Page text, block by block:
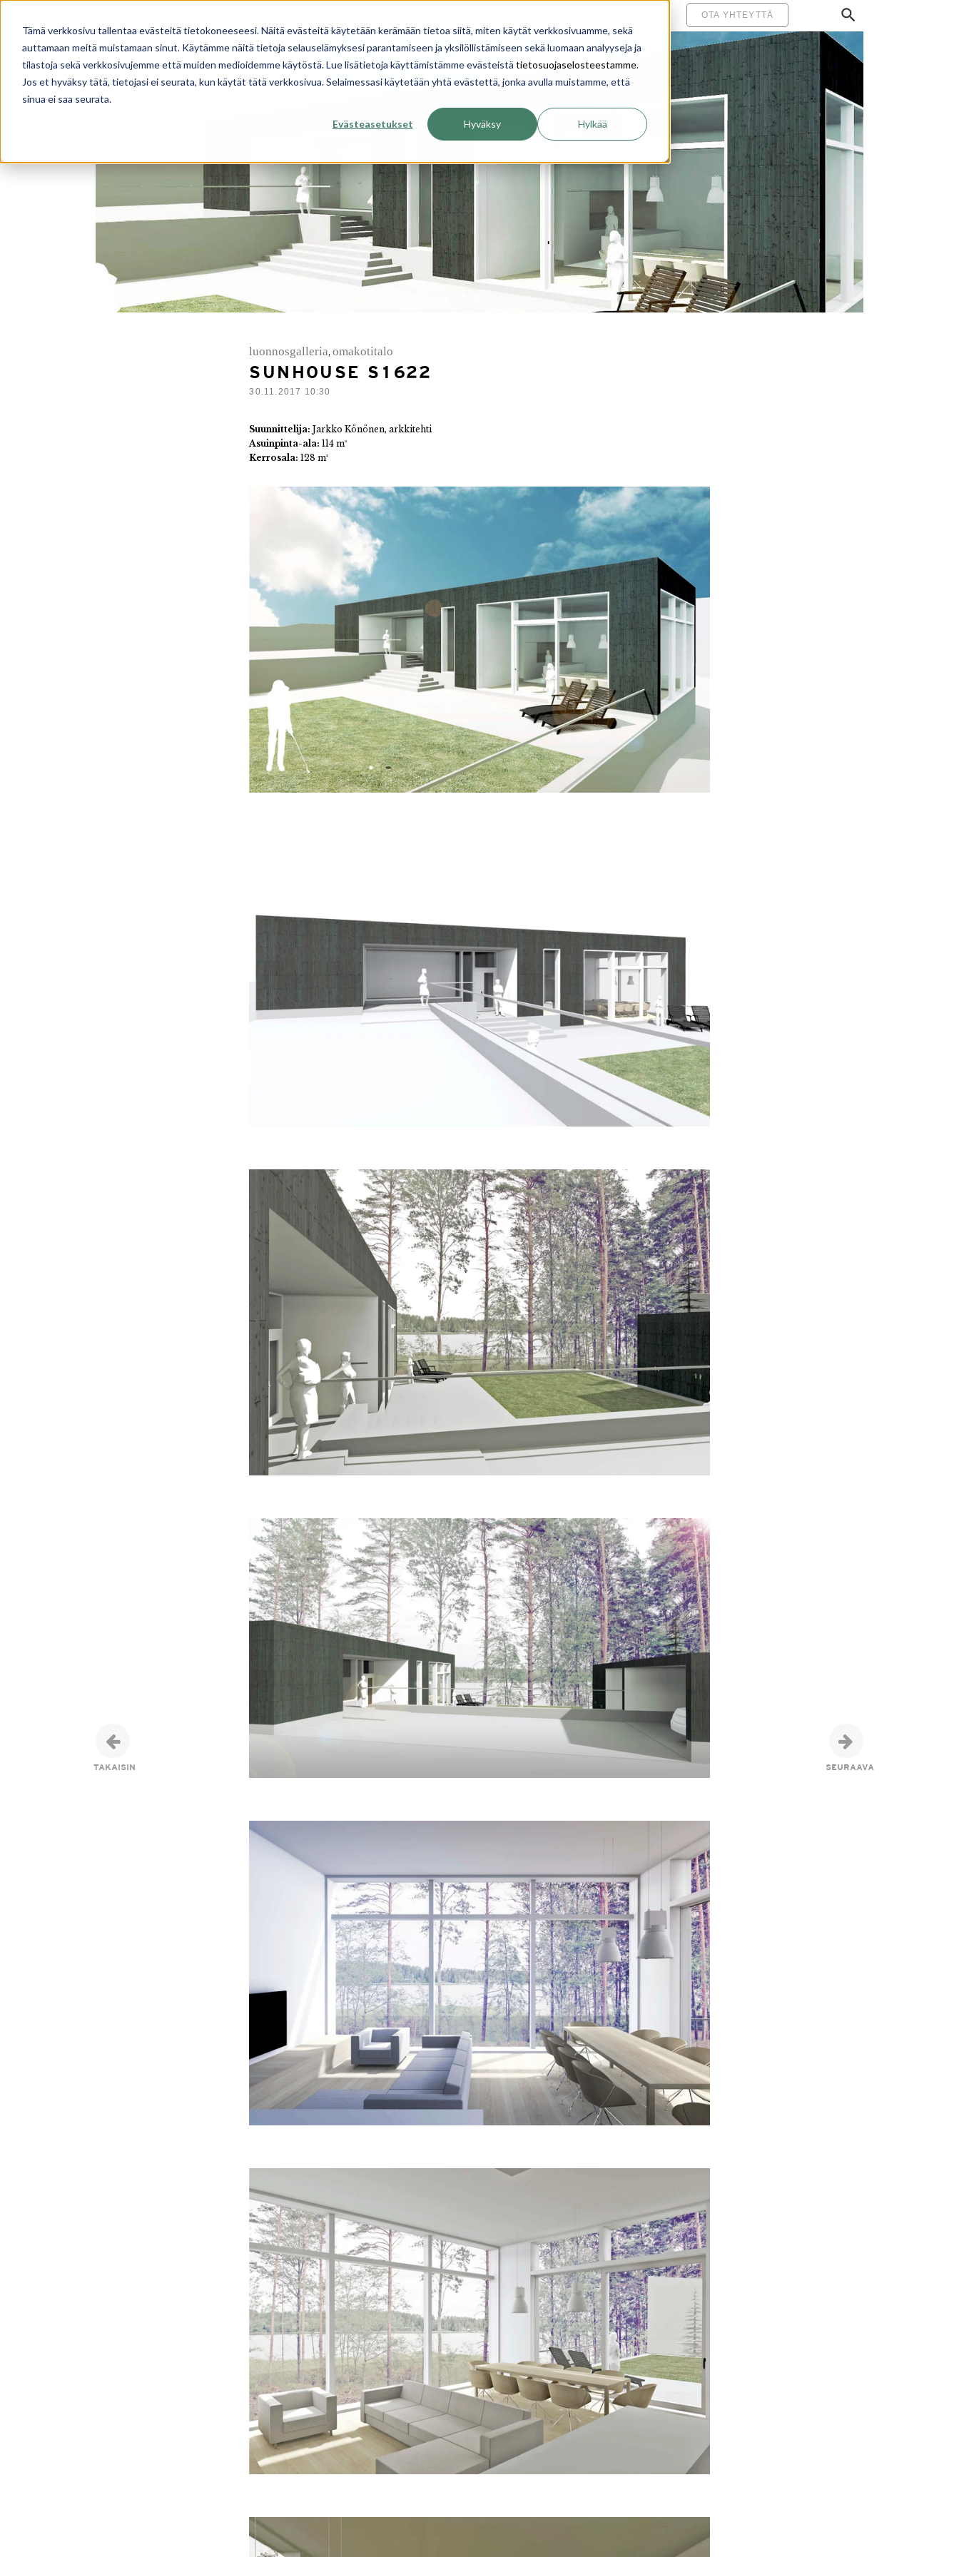
Tämä verkkosivu tallentaa evästeitä tietokoneeseesi. Näitä evästeitä käytetään kerämään tietoa siitä, miten käytät verkkosivuamme, sekä
auttamaan meitä muistamaan sinut. Käytämme näitä tietoja selauselämyksesi parantamiseen ja yksilöllistämiseen sekä luomaan analyyseja ja
tilastoja sekä verkkosivujemme että muiden medioidemme käytöstä. Lue lisätietoja käyttämistämme evästeistä tietosuojaselosteestamme.
Jos et hyväksy tätä, tietojasi ei seurata, kun käytät tätä verkkosivua. Selaimessasi käytetään yhtä evästettä, jonka avulla muistamme, että
sinua ei saa seurata.
Evästeasetukset Hyväksy Hylkää
OTA YHTEYTTÄ
luonnosgalleria,omakotitalo
SUNHOUSE S1622
30.11.2017 10:30
Suunnittelija:Jarkko Könönen, arkkitehti
Asuinpinta-ala:114 m²
Kerrosala:128 m²